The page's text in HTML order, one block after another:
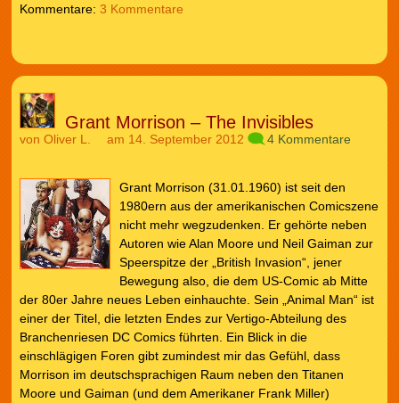
3 Kommentare
Grant Morrison – The Invisibles
von Oliver L. am 14. September 2012 4 Kommentare
Grant Morrison (31.01.1960) ist seit den
1980ern aus der amerikanischen Comicszene
nicht mehr wegzudenken. Er gehörte neben
Autoren wie Alan Moore und Neil Gaiman zur
Speerspitze der „British Invasion“, jener
Bewegung also, die dem US-Comic ab Mitte
der 80er Jahre neues Leben einhauchte. Sein „Animal Man“ ist
einer der Titel, die letzten Endes zur Vertigo-Abteilung des
Branchenriesen DC Comics führten. Ein Blick in die
einschlägigen Foren gibt zumindest mir das Gefühl, dass
Morrison im deutschsprachigen Raum neben den Titanen
Moore und Gaiman (und dem Amerikaner Frank Miller)